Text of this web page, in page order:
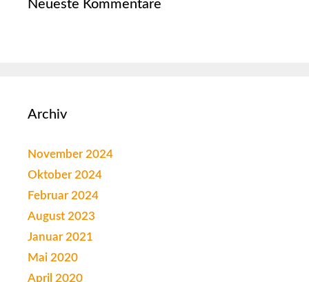
Neueste Kommentare
Archiv
November 2024
Oktober 2024
Februar 2024
August 2023
Januar 2021
Mai 2020
April 2020